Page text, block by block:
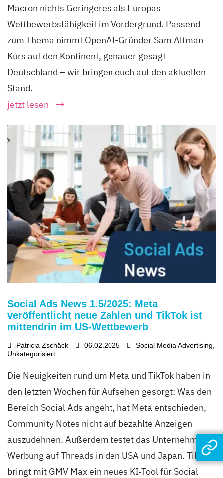
Macron nichts Geringeres als Europas
Wettbewerbsfähigkeit im Vordergrund. Passend
zum Thema nimmt OpenAI-Gründer Sam Altman
Kurs auf den Kontinent, genauer gesagt
Deutschland – wir bringen euch auf den aktuellen
Stand.
jetzt lesen
Social Ads News 1.5/2025: Meta
veröffentlicht neue Zahlen und TikTok ist
mittendrin im US-Wettbewerb
Patricia Zschäck 06.02.2025 Social Media Advertising,
Unkategorisiert
Die Neuigkeiten rund um Meta und TikTok haben in
den letzten Wochen für Aufsehen gesorgt: Was den
Bereich Social Ads angeht, hat Meta entschieden,
Community Notes nicht auf bezahlte Anzeigen
auszudehnen. Außerdem testet das Unternehmen
Werbung auf Threads in den USA und Japan. TikTok
bringt mit GMV Max ein neues KI-Tool für Social